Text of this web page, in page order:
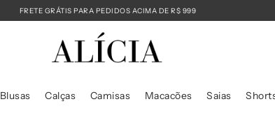
FRETE GRÁTIS PARA PEDIDOS ACIMA DE R$ 999
Blusas Calças Camisas Macacões Saias